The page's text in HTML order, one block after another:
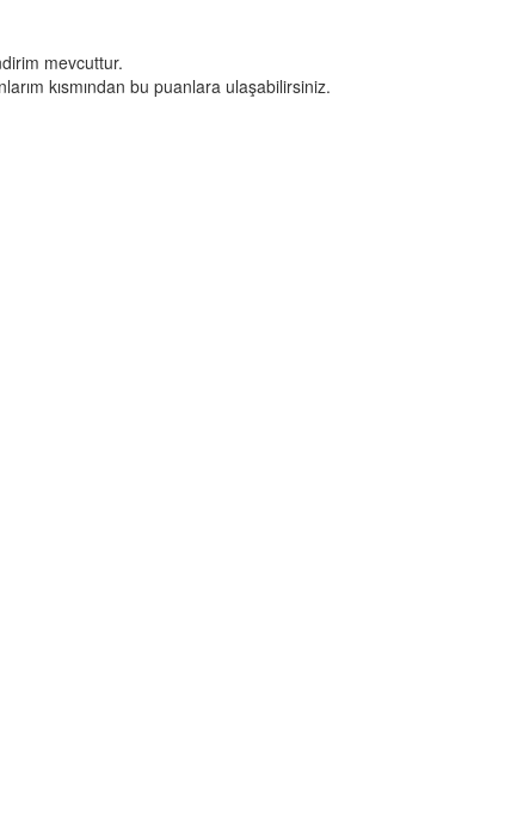
mevcuttur.
kısmından bu puanlara ulaşabilirsiniz.